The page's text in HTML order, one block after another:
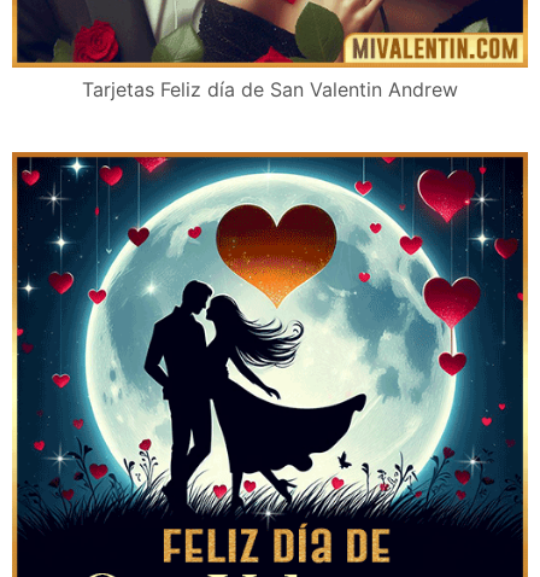
Tarjetas Feliz día de San Valentin Andrew